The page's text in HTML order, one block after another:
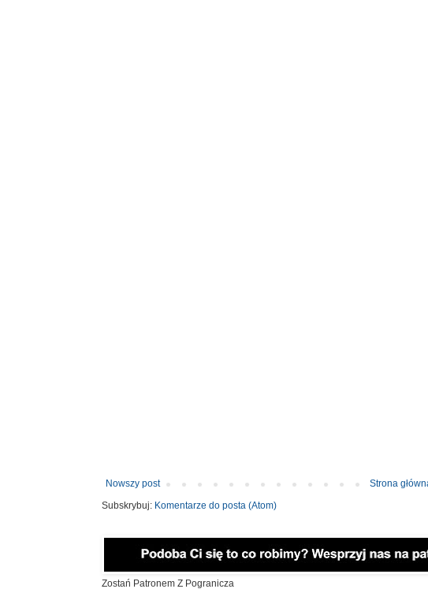
Nowszy post
Strona
Subskrybuj: Komentarze do posta (Atom)
Zostań Patronem Z Pogranicza